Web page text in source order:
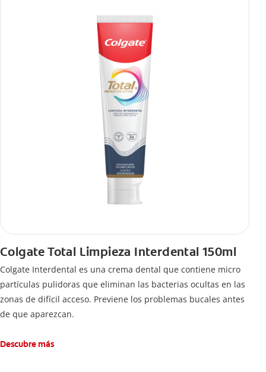
Colgate Total Limpieza Interdental 150ml
Colgate Interdental es una crema dental que contiene micro
partículas pulidoras que eliminan las bacterias ocultas en las
zonas de difícil acceso. Previene los problemas bucales antes
de que aparezcan.
Descubre más